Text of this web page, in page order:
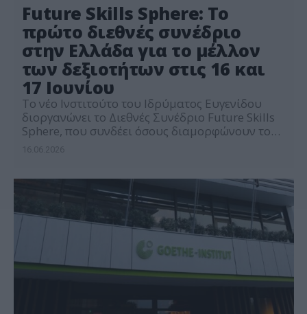
Future Skills Sphere: Το
πρώτο διεθνές συνέδριο
στην Ελλάδα για το μέλλον
των δεξιοτήτων στις 16 και
17 Ιουνίου
Το νέο Ινστιτούτο του Ιδρύματος Ευγενίδου
διοργανώνει το Διεθνές Συνέδριο Future Skills
Sphere, που συνδέει όσους διαμορφώνουν το
μοιράζονται στρατηγικές που λειτουργούν στην
πράξη – CEOs αποκαλύπτουν τι πραγματικά
χρειάζεται η αγορά εργασίας – Ακαδημαϊκοί
μετατρέπουν […]